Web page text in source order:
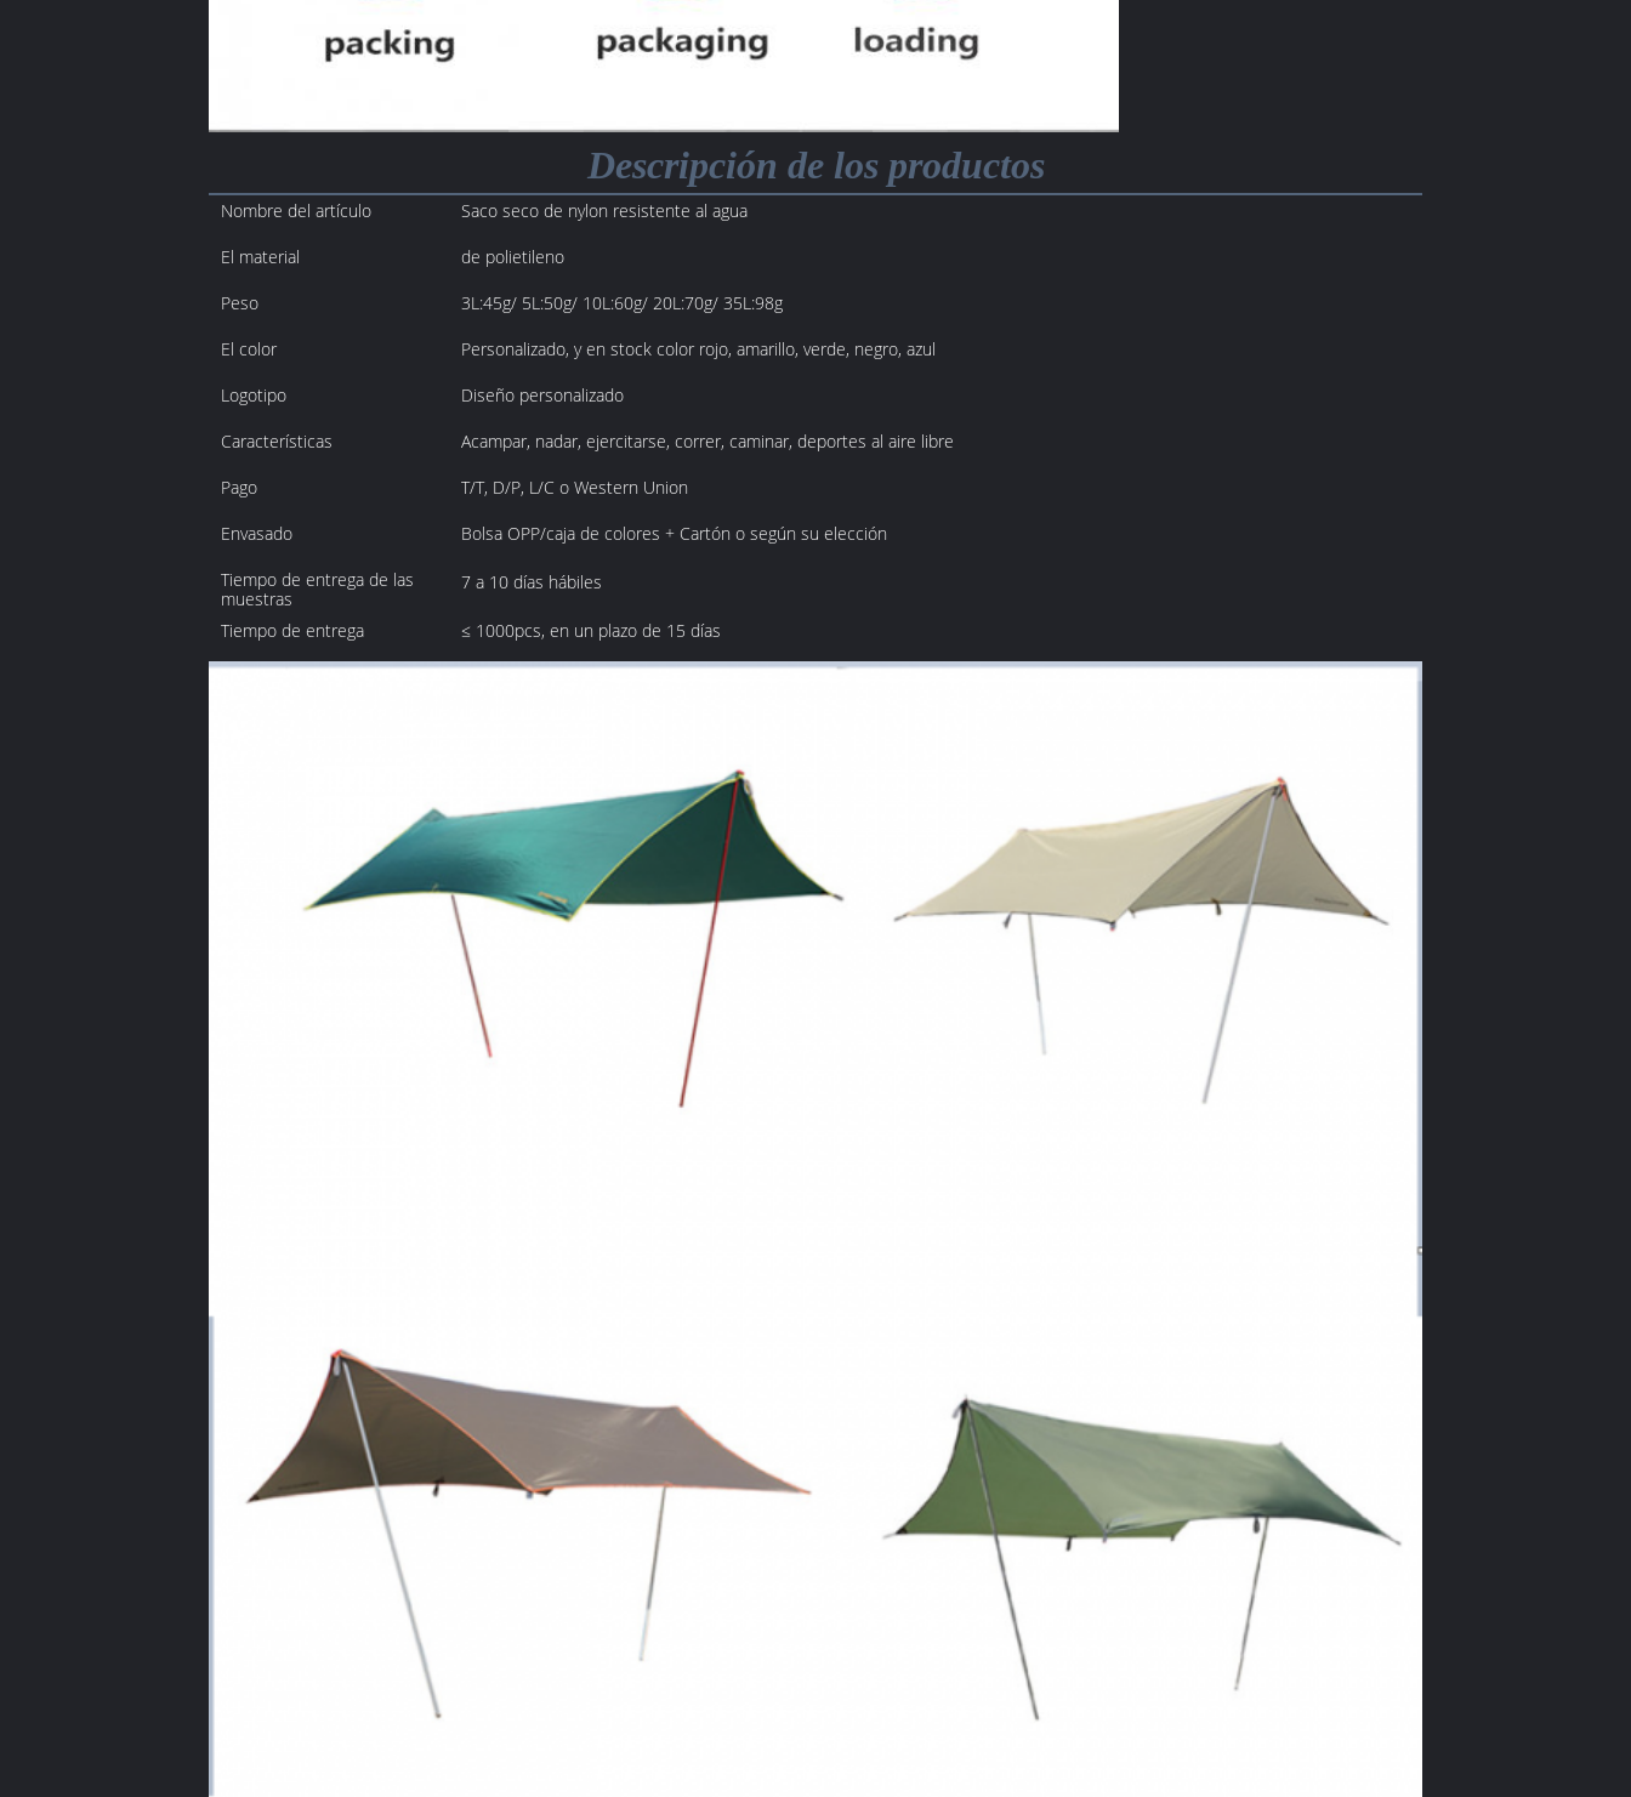
Descripción de los productos
Nombre del artículo
Saco seco de nylon resistente al agua
El material
de polietileno
Peso
3L:45g/ 5L:50g/ 10L:60g/ 20L:70g/ 35L:98g
El color
Personalizado, y en stock color rojo, amarillo, verde, negro, azul
Logotipo
Diseño personalizado
Características
Acampar, nadar, ejercitarse, correr, caminar, deportes al aire libre
Pago
T/T, D/P, L/C o Western Union
Envasado
Bolsa OPP/caja de colores + Cartón o según su elección
Tiempo de entrega de las
muestras
7 a 10 días hábiles
Tiempo de entrega ≤ 1000pcs, en un plazo de 15 días